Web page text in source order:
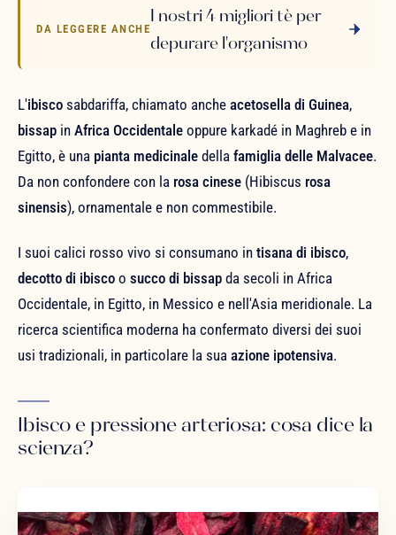
DA LEGGERE ANCHE
I nostri 4 migliori tè per
depurare l'organismo
L'ibisco sabdariffa, chiamato anche acetosella di Guinea,
bissap in Africa Occidentale oppure karkadé in Maghreb e in
Egitto, è una pianta medicinale della famiglia delle Malvacee.
Da non confondere con la rosa cinese (Hibiscus rosa
sinensis), ornamentale e non commestibile.
I suoi calici rosso vivo si consumano in tisana di ibisco,
decotto di ibisco o succo di bissap da secoli in Africa
Occidentale, in Egitto, in Messico e nell'Asia meridionale. La
ricerca scientifica moderna ha confermato diversi dei suoi
usi tradizionali, in particolare la sua azione ipotensiva.
Ibisco e pressione arteriosa: cosa dice la
scienza?